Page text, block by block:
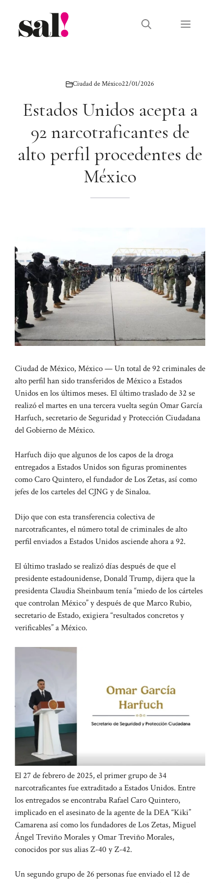
contenido
Menú
Ciudad de México22/01/2026
Estados Unidos acepta a
92 narcotraficantes de
alto perfil procedentes de
México
Ciudad de México, México — Un total de 92 criminales de
alto perfil han sido transferidos de México a Estados
Unidos en los últimos meses. El último traslado de 32 se
realizó el martes en una tercera vuelta según Omar García
Harfuch, secretario de Seguridad y Protección Ciudadana
del Gobierno de México.
Harfuch dijo que algunos de los capos de la droga
entregados a Estados Unidos son figuras prominentes
como Caro Quintero, el fundador de Los Zetas, así como
jefes de los carteles del CJNG y de Sinaloa.
Dijo que con esta transferencia colectiva de
narcotraficantes, el número total de criminales de alto
perfil enviados a Estados Unidos asciende ahora a 92.
El último traslado se realizó días después de que el
presidente estadounidense, Donald Trump, dijera que la
presidenta Claudia Sheinbaum tenía “miedo de los cárteles
que controlan México” y después de que Marco Rubio,
secretario de Estado, exigiera “resultados concretos y
verificables” a México.
El 27 de febrero de 2025, el primer grupo de 34
narcotraficantes fue extraditado a Estados Unidos. Entre
los entregados se encontraba Rafael Caro Quintero,
implicado en el asesinato de la agente de la DEA “Kiki”
Camarena así como los fundadores de Los Zetas, Miguel
Ángel Treviño Morales y Omar Treviño Morales,
conocidos por sus alias Z-40 y Z-42.
Un segundo grupo de 26 personas fue enviado el 12 de